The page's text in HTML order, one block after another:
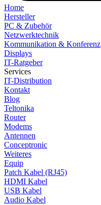
Home
Hersteller
PC & Zubehör
Netzwerktechnik
Kommunikation & Konferenz
Displays
IT-Ratgeber
Services
IT-Distribution
Kontakt
Blog
Teltonika
Router
Modems
Antennen
Conceptronic
Weiteres
Equip
Patch Kabel (RJ45)
HDMI Kabel
USB Kabel
Audio Kabel